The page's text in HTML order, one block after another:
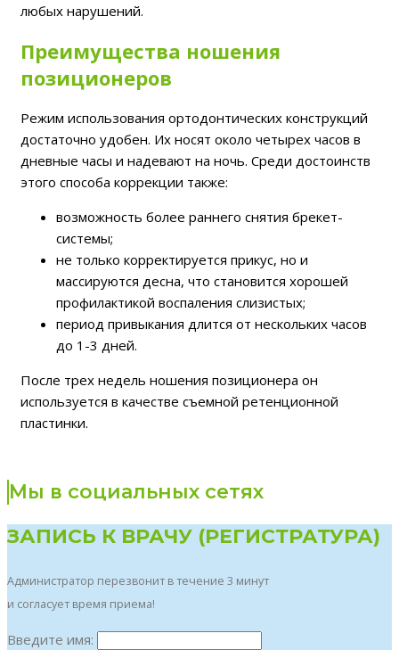
любых нарушений.
Преимущества ношения
позиционеров
Режим использования ортодонтических конструкций
достаточно удобен. Их носят около четырех часов в
дневные часы и надевают на ночь. Среди достоинств
этого способа коррекции также:
возможность более раннего снятия брекет-
системы;
не только корректируется прикус, но и
массируются десна, что становится хорошей
профилактикой воспаления слизистых;
период привыкания длится от нескольких часов
до 1-3 дней.
После трех недель ношения позиционера он
используется в качестве съемной ретенционной
пластинки.
Мы в социальных сетях
ЗАПИСЬ К ВРАЧУ (РЕГИСТРАТУРА)
Администратор перезвонит в течение 3 минут
и согласует время приема!
Введите имя: